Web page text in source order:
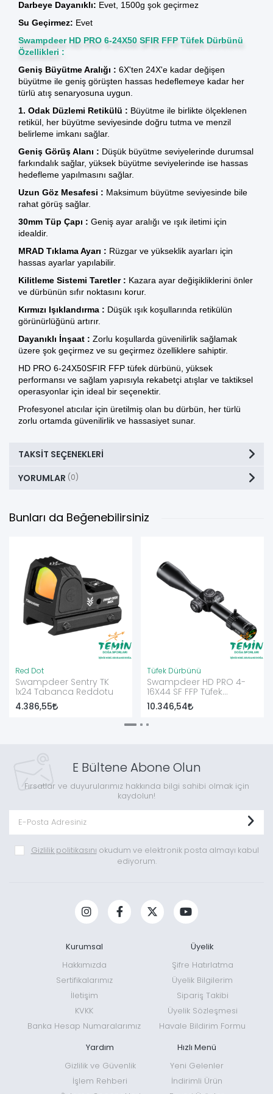
Darbeye Dayanıklı: Evet, 1500g şok geçirmez
Su Geçirmez: Evet
Swampdeer HD PRO 6-24X50 SFIR FFP Tüfek Dürbünü
Özellikleri :
Geniş Büyütme Aralığı : 6X'ten 24X'e kadar değişen
büyütme ile geniş görüşten hassas hedeflemeye kadar her
türlü atış senaryosuna uygun.
1. Odak Düzlemi Retikülü : Büyütme ile birlikte ölçeklenen
retikül, her büyütme seviyesinde doğru tutma ve menzil
belirleme imkanı sağlar.
Geniş Görüş Alanı : Düşük büyütme seviyelerinde durumsal
farkındalık sağlar, yüksek büyütme seviyelerinde ise hassas
hedefleme yapılmasını sağlar.
Uzun Göz Mesafesi : Maksimum büyütme seviyesinde bile
rahat görüş sağlar.
30mm Tüp Çapı : Geniş ayar aralığı ve ışık iletimi için
idealdir.
MRAD Tıklama Ayarı : Rüzgar ve yükseklik ayarları için
hassas ayarlar yapılabilir.
Kilitleme Sistemi Taretler : Kazara ayar değişikliklerini önler
ve dürbünün sıfır noktasını korur.
Kırmızı Işıklandırma : Düşük ışık koşullarında retikülün
görünürlüğünü artırır.
Dayanıklı İnşaat : Zorlu koşullarda güvenilirlik sağlamak
üzere şok geçirmez ve su geçirmez özelliklere sahiptir.
HD PRO 6-24X50SFIR FFP tüfek dürbünü , yüksek
performansı ve sağlam yapısıyla rekabetçi atışlar ve taktiksel
operasyonlar için ideal bir seçenektir.
Profesyonel atıcılar için üretilmiş olan bu dürbün, her türlü
zorlu ortamda güvenilirlik ve hassasiyet sunar.
TAKSIT SEÇENEKLERI
YORUMLAR (0)
Bunları da Beğenebilirsiniz
Red Dot
Swampdeer Sentry TK
1x24 Tabanca Reddotu
4.386,55
Tüfek Dürbünü
Swampdeer HD PRO 4-
16X44 SF FFP Tüfek
Dürbünü
10.346,54
E Bültene Abone Olun
Fırsatlar ve duyurularımız hakkında bilgi sahibi olmak için
kaydolun!
Gizlilik politikasını okudum ve elektronik posta almayı kabul
ediyorum.
Kurumsal
Hakkımızda
Sertifikalarımız
İletişim
KVKK
Banka Hesap Numaralarımız
Üyelik
Şifre Hatırlatma
Üyelik Bilgilerim
Sipariş Takibi
Üyelik Sözleşmesi
Havale Bildirim Formu
Yardım
Gizlilik ve Güvenlik
İşlem Rehberi
Hızlı Menü
Yeni Gelenler
İndirimli Ürün